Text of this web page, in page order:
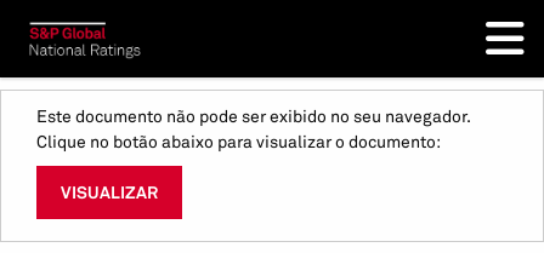
Este documento não pode ser exibido no seu navegador.
Clique no botão abaixo para visualizar o documento:
VISUALIZAR